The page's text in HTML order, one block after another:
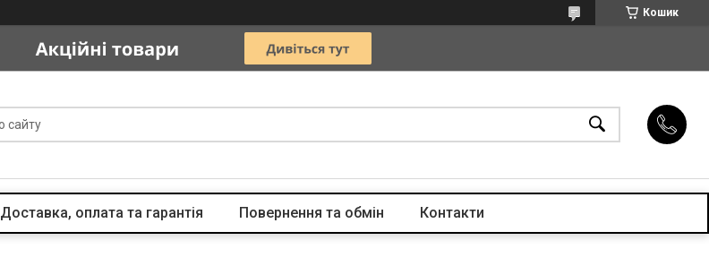
Кошик
Доставка, оплата та гарантія Повернення та обмін Контакти